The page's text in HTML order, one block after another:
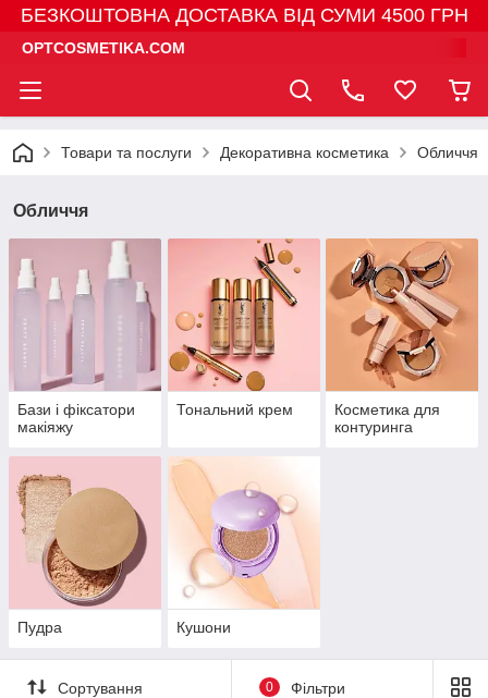
БЕЗКОШТОВНА ДОСТАВКА ВІД СУМИ 4500 ГРН
OPTCOSMETIKA.COM
Товари та послуги Декоративна косметика Обличчя
Обличчя
Бази і фіксатори
макіяжу
Тональний крем
Косметика для
контуринга
Пудра Кушони
Сортування 0 Фільтри